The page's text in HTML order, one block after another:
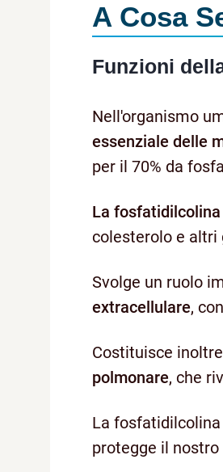
A Cosa
Funzioni
Nell'organismo
essenziale delle
per il 70% da
La
colesterolo e altri
Svolge un ruolo
extracellulare,
Costituisce
polmonare, che
La
protegge il